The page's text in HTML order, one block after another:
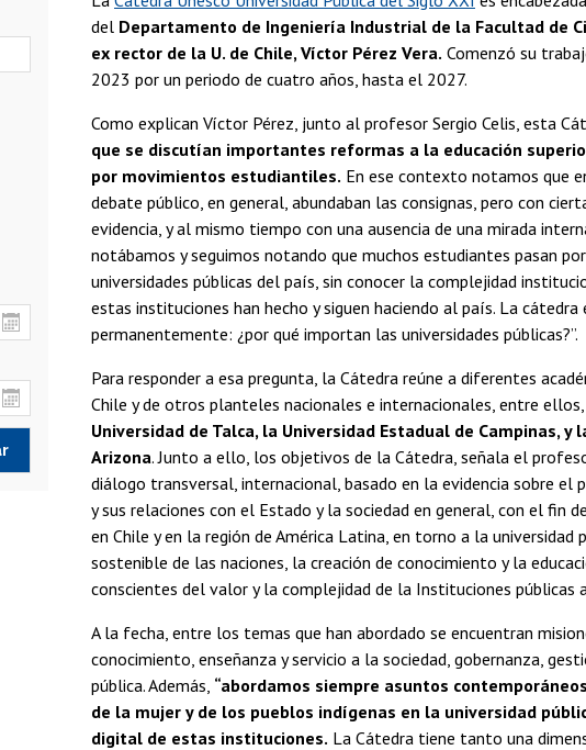
del Departamento de Ingeniería Industrial de la Facultad de
ex rector de la U. de Chile, Víctor Pérez Vera. Comenzó su
2023 por un periodo de cuatro años, hasta el 2027.
Como explican Víctor Pérez, junto al profesor Sergio Celis, esta
que se discutían importantes reformas a la educación
por movimientos estudiantiles. En ese contexto notamos que
debate público, en general, abundaban las consignas, pero con
evidencia, y al mismo tiempo con una ausencia de una mirada
notábamos y seguimos notando que muchos estudiantes pasan
universidades públicas del país, sin conocer la complejidad
estas instituciones han hecho y siguen haciendo al país. La
permanentemente: ¿por qué importan las universidades públicas?”.
Para responder a esa pregunta, la Cátedra reúne a diferentes
Chile y de otros planteles nacionales e internacionales, entre
Universidad de Talca, la Universidad Estadual de Campinas, y
Arizona. Junto a ello, los objetivos de la Cátedra, señala el
diálogo transversal, internacional, basado en la evidencia sobre el
y sus relaciones con el Estado y la sociedad en general, con el fin
en Chile y en la región de América Latina, en torno a la universidad
sostenible de las naciones, la creación de conocimiento y la
conscientes del valor y la complejidad de la Instituciones públicas
A la fecha, entre los temas que han abordado se encuentran
conocimiento, enseñanza y servicio a la sociedad, gobernanza,
pública. Además, “abordamos siempre asuntos
de la mujer y de los pueblos indígenas en la universidad
digital de estas instituciones. La Cátedra tiene tanto una